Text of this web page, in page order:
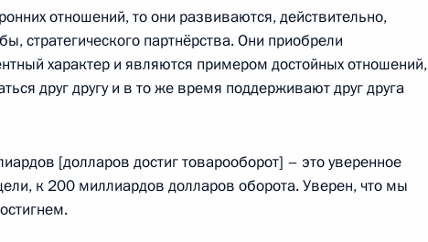
членами Совета Безопасности
отношений, то они развиваются, действительно,
стратегического партнёрства. Они приобрели
характер и являются примером достойных отношений,
друг другу и в то же время поддерживают друг друга
[долларов достиг товарооборот] – это уверенное
к 200 миллиардов долларов оборота. Уверен, что мы